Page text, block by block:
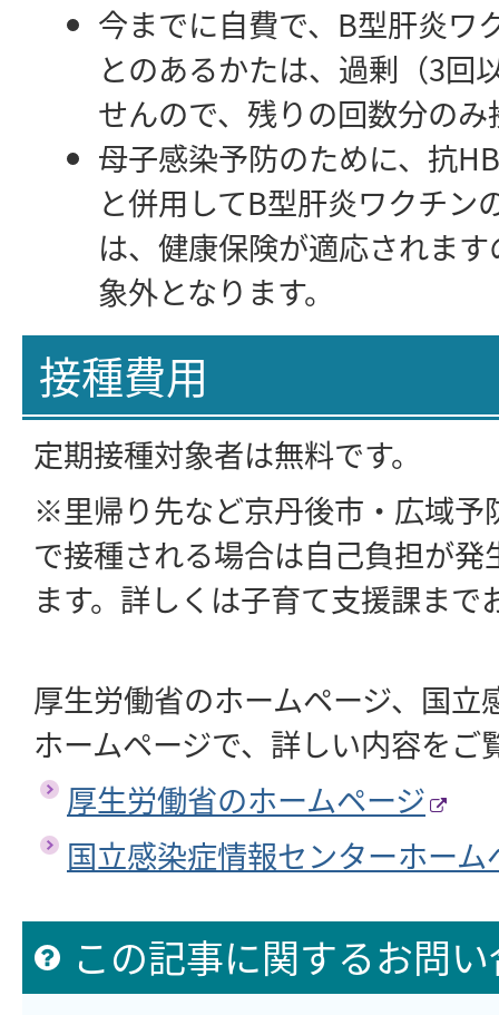
今までに自費で、B型肝炎ワ
とのあるかたは、過剰（3回
せんので、残りの回数分の
母子感染予防のために、抗
と併用してB型肝炎ワクチン
は、健康保険が適応されま
象外となります。
接種費用
定期接種対象者は無料です。
※里帰り先など京丹後市・広域予
で接種される場合は自己負担が
ます。詳しくは子育て支援課まで
厚生労働省のホームページ、国立
ホームページで、詳しい内容をご
厚生労働省のホームページ
国立感染症情報センターホーム
この記事に関するお問